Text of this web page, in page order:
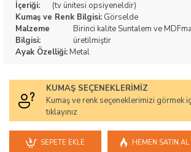
KUMAŞ SEÇENEKLERIMIZ
Kumaş ve renk seçeneklerimizi görmek
tıklayınız
İçeriği:
(tv ünitesi opsiyeneldir)
Kumaş ve Renk Bilgisi: Görselde
Malzeme
Bilgisi:
Birinci kalite Suntalem ve
üretilmiştir
Ayak Özelliği: Metal
SEPETE EKLE HEMEN SATIN AL